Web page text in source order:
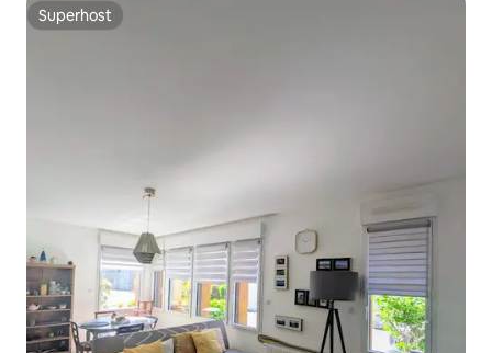
Superhost
Superhost